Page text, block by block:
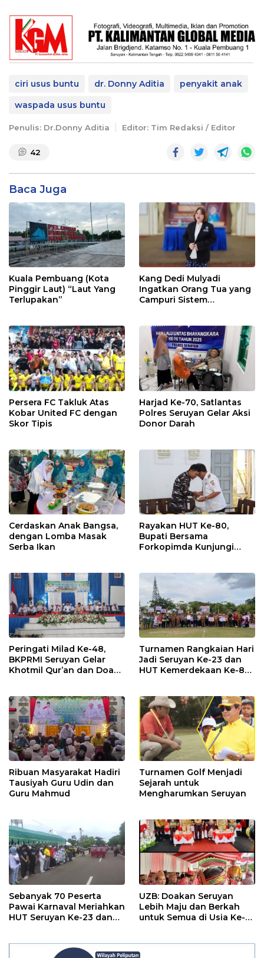
ciri usus buntu dr. Donny Aditia
penyakit anak
waspada usus buntu
Penulis: Dr.Donny Aditia Editor: Tim Redaksi / Editor
42
Baca Juga
Kuala Pembuang (Kota
Pinggir Laut) “Laut Yang
Terlupakan”
Kang Dedi Mulyadi
Ingatkan Orang Tua yang
Campuri Sistem
Etika Hukum Pendidikan
Persera FC Takluk Atas
Kobar United FC dengan
Skor Tipis
Harjad Ke-70, Satlantas
Polres Seruyan Gelar Aksi
Donor Darah
Cerdaskan Anak Bangsa,
dengan Lomba Masak
Serba Ikan
Rayakan HUT Ke-80,
Bupati Bersama
Forkopimda Kunjungi
Peringati Milad Ke-48,
BKPRMI Seruyan Gelar
Khotmil Qur’an dan Doa
Turnamen Rangkaian Hari
Jadi Seruyan Ke-23 dan
HUT Kemerdekaan Ke-80
Ribuan Masyarakat Hadiri
Tausiyah Guru Udin dan
Guru Mahmud
Turnamen Golf Menjadi
Sejarah untuk
Mengharumkan Seruyan
Sebanyak 70 Peserta
Pawai Karnaval Meriahkan
HUT Seruyan Ke-23 dan
UZB: Doakan Seruyan
Lebih Maju dan Berkah
untuk Semua di Usia Ke-